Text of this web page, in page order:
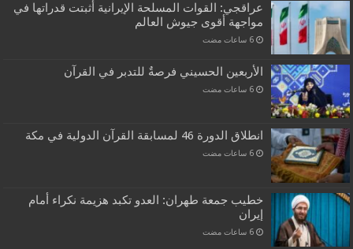
عراقجي: القوات المسلحة الإيرانية أثبتت قدراتها في
مواجهة أقوى جيوش العالم
‏6 ساعات مضت
الأربعين الحسيني فرصةٌ للتدبر في القرآن
‏6 ساعات مضت
انطلاق الدورة 46 لمسابقة القرآن الدولية في مكة
‏6 ساعات مضت
خطيب جمعة طهران: العدو تكبد هزيمة نكراء أمام
إيران
‏6 ساعات مضت